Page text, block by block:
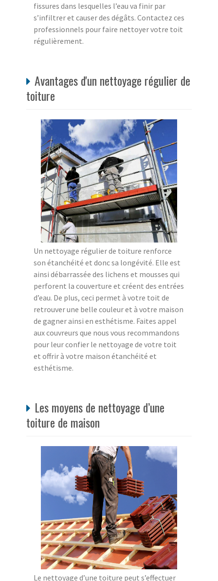
fissures dans lesquelles l’eau va finir par
s’infiltrer et causer des dégâts. Contactez ces
professionnels pour faire nettoyer votre toit
régulièrement.
Avantages d'un nettoyage régulier de
toiture
Un nettoyage régulier de toiture renforce
son étanchéité et donc sa longévité. Elle est
ainsi débarrassée des lichens et mousses qui
perforent la couverture et créent des entrées
d’eau. De plus, ceci permet à votre toit de
retrouver une belle couleur et à votre maison
de gagner ainsi en esthétisme. Faites appel
aux couvreurs que nous vous recommandons
pour leur confier le nettoyage de votre toit
et offrir à votre maison étanchéité et
esthétisme.
Les moyens de nettoyage d’une
toiture de maison
Le nettoyage d’une toiture peut s’effectuer